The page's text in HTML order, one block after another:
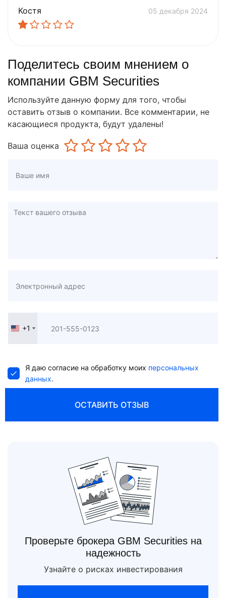
Костя
05 декабря 2024
Поделитесь своим мнением о
компании GBM Securities
Используйте данную форму для того, чтобы
оставить отзыв о компании. Все комментарии, не
касающиеся продукта, будут удалены!
Ваша оценка
United
+1
Я даю согласие на обработку моих персональных
данных.
ОСТАВИТЬ ОТЗЫВ
Проверьте брокера GBM Securities на
надежность
Узнайте о рисках инвестирования